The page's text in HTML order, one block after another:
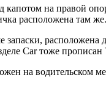
капотом на правой
расположена там же.
расположена
Car тоже
на водительском